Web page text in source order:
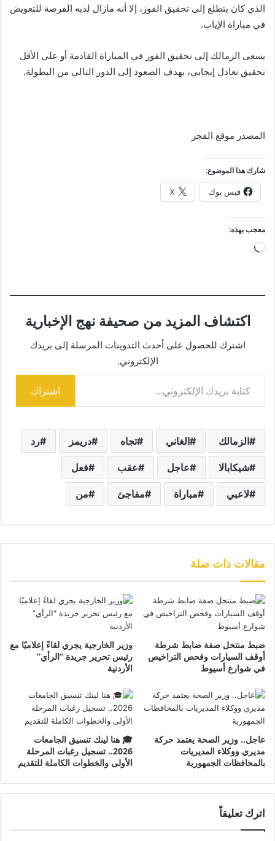
الذي كان يتطلع إلى تحقيق الفوز، إلا أنه مازال لديه الفرصة للتعويض
في مباراة الإياب.
يسعى الزمالك إلى تحقيق الفوز في المباراة القادمة أو على الأقل
تحقيق تعادل إيجابي، بهدف الصعود إلى الدور التالي من البطولة.
المصدر موقع الفجر
شارك هذا الموضوع:
فيس بوك X
معجب بهذه:
جاري
اكتشاف المزيد من صحيفة نهج الإخبارية
اشترك للحصول على أحدث التدوينات المرسلة إلى بريدك
الإلكتروني.
كتابة بريدك الإلكتروني...
اشتراك
الزمالك الغاني تجاه دريمز رد
شيكابالا عاجل عقب فعل
لاعبي مباراة مفاجئ من
مقالات ذات صلة
ضبط منتحل صفة ضابط شرطة
أوقف السيارات وفحص التراخيص
في شوارع أسيوط
وزير الخارجية يجري لقاءً إعلاميًا مع
رئيس تحرير جريدة “الرأي”
الأردنية
عاجل.. وزير الصحة يعتمد حركة
مديري ووكلاء المديريات
بالمحافظات الجمهورية
🎓 هنا لينك تنسيق الجامعات
2026.. تسجيل رغبات المرحلة
الأولى والخطوات الكاملة للتقديم
اترك تعليقاً